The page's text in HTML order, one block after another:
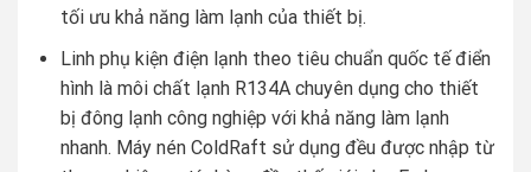
tối ưu khả năng làm lạnh của thiết bị.
Linh phụ kiện điện lạnh theo tiêu chuẩn quốc tế điển
hình là môi chất lạnh R134A chuyên dụng cho thiết
bị đông lạnh công nghiệp với khả năng làm lạnh
nhanh. Máy nén ColdRaft sử dụng đều được nhập từ